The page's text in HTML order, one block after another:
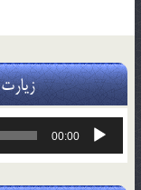
پخش‌کننده
00:00